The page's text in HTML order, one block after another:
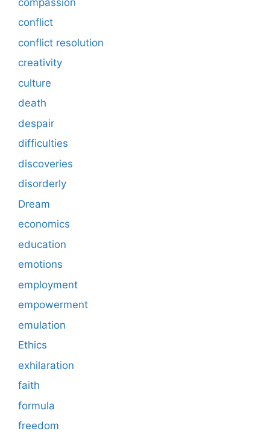
conflict
conflict resolution
creativity
culture
death
despair
difficulties
discoveries
disorderly
Dream
economics
education
emotions
employment
empowerment
emulation
Ethics
exhilaration
faith
formula
freedom